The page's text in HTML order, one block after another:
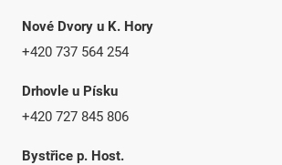
Nové Dvory u K. Hory
+420 737 564 254
Drhovle u Písku
+420 727 845 806
Bystřice p. Host.